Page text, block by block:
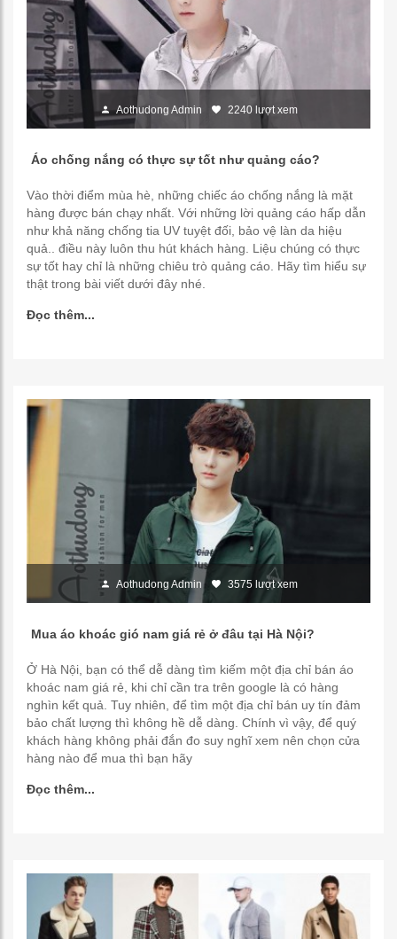
Aothudong Admin 2240 lượt xem
Áo chống nắng có thực sự tốt như quảng cáo?
Vào thời điểm mùa hè, những chiếc áo chống nắng là mặt
hàng được bán chạy nhất. Với những lời quảng cáo hấp dẫn
như khả năng chống tia UV tuyệt đối, bảo vệ làn da hiệu
quả.. điều này luôn thu hút khách hàng. Liệu chúng có thực
sự tốt hay chỉ là những chiêu trò quảng cáo. Hãy tìm hiểu sự
thật trong bài viết dưới đây nhé.
Đọc thêm...
Aothudong Admin 3575 lượt xem
Mua áo khoác gió nam giá rẻ ở đâu tại Hà Nội?
Ở Hà Nội, bạn có thể dễ dàng tìm kiếm một địa chỉ bán áo
khoác nam giá rẻ, khi chỉ cần tra trên google là có hàng
nghìn kết quả. Tuy nhiên, để tìm một địa chỉ bán uy tín đảm
bảo chất lượng thì không hề dễ dàng. Chính vì vậy, để quý
khách hàng không phải đắn đo suy nghĩ xem nên chọn cửa
hàng nào để mua thì bạn hãy
Đọc thêm...